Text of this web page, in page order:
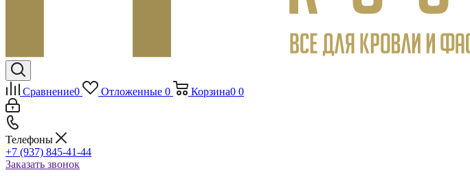
Сравнение0 Отложенные 0 Корзина0 0
Телефоны
+7 (937) 845-41-44
Заказать звонок